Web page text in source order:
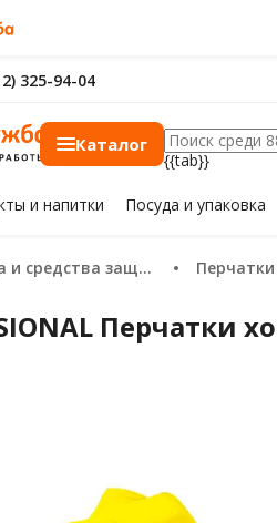
325-94-04
Каталог
{{tab}}
и напитки Посуда и упаковка
средства защиты Перчатки